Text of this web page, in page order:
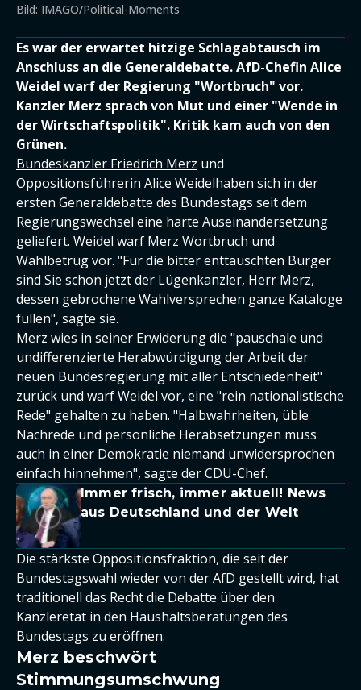
Bild: IMAGO/Political-Moments
Es war der erwartet hitzige Schlagabtausch im
Anschluss an die Generaldebatte. AfD-Chefin Alice
Weidel warf der Regierung "Wortbruch" vor.
Kanzler Merz sprach von Mut und einer "Wende in
der Wirtschaftspolitik". Kritik kam auch von den
Grünen.
Bundeskanzler Friedrich Merz und
Oppositionsführerin Alice Weidelhaben sich in der
ersten Generaldebatte des Bundestags seit dem
Regierungswechsel eine harte Auseinandersetzung
geliefert. Weidel warf Merz Wortbruch und
Wahlbetrug vor. "Für die bitter enttäuschten Bürger
sind Sie schon jetzt der Lügenkanzler, Herr Merz,
dessen gebrochene Wahlversprechen ganze Kataloge
füllen", sagte sie.
Merz wies in seiner Erwiderung die "pauschale und
undifferenzierte Herabwürdigung der Arbeit der
neuen Bundesregierung mit aller Entschiedenheit"
zurück und warf Weidel vor, eine "rein nationalistische
Rede" gehalten zu haben. "Halbwahrheiten, üble
Nachrede und persönliche Herabsetzungen muss
auch in einer Demokratie niemand unwidersprochen
einfach hinnehmen", sagte der CDU-Chef.
Immer frisch, immer aktuell! News
aus Deutschland und der Welt
Die stärkste Oppositionsfraktion, die seit der
Bundestagswahl wieder von der AfD gestellt wird, hat
traditionell das Recht die Debatte über den
Kanzleretat in den Haushaltsberatungen des
Bundestags zu eröffnen.
Merz beschwört
Stimmungsumschwung